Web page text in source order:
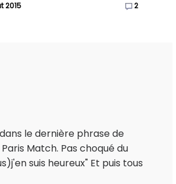
2015 2
le dernière phrase de
Match. Pas choqué du
suis heureux" Et puis tous